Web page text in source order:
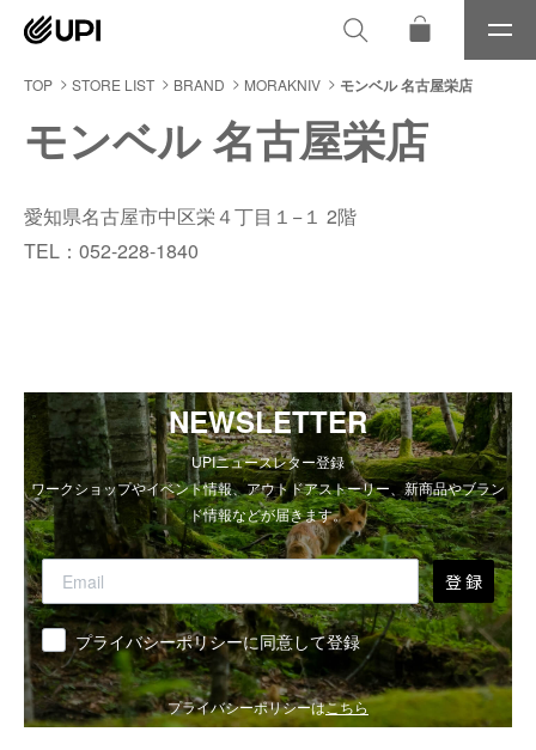
メ
ニ
TOP STORE LIST BRAND MORAKNIV モンベル 名古屋栄店
モンベル 名古屋栄店
愛知県名古屋市中区栄４丁目１−１ 2階
TEL：052-228-1840
NEWSLETTER
UPIニュースレター登録
ワークショップやイベント情報、アウトドアストーリー、新商品やブラン
ド情報などが届きます。
登 録
同意 プライバシーポリシーに同意して登録
プライバシーポリシーはこちら